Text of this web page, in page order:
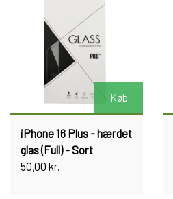
Køb
iPhone 16 Plus - hærdet
glas (Full) - Sort
50,00 kr.